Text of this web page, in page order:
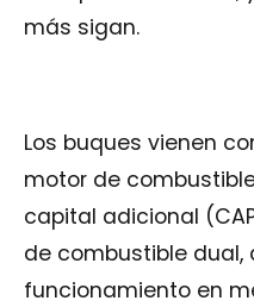
más sigan.
Los buques vienen
motor de
capital adicional
de combustible dual,
funcionamiento en